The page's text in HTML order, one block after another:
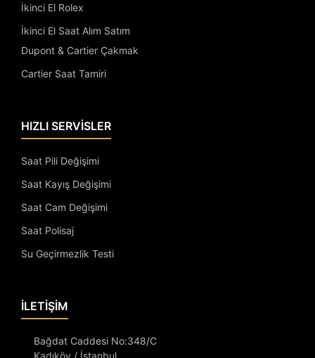
İkinci El Rolex
İkinci El Saat Alım Satım
Dupont & Cartier Çakmak
Cartier Saat Tamiri
HIZLI SERVİSLER
Saat Pili Değişimi
Saat Kayış Değişimi
Saat Cam Değişimi
Saat Polisaj
Su Geçirmezlik Testi
İLETİŞİM
Bağdat Caddesi No:348/C
Kadıköy / İstanbul